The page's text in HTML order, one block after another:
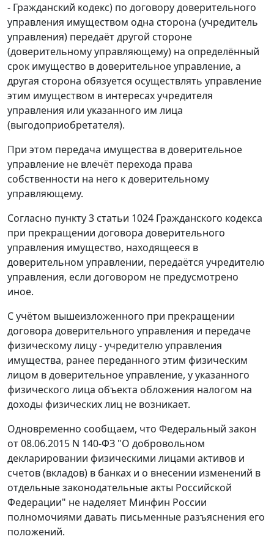
- Гражданский кодекс) по договору доверительного
управления имуществом одна сторона (учредитель
управления) передаёт другой стороне
(доверительному управляющему) на определённый
срок имущество в доверительное управление, а
другая сторона обязуется осуществлять управление
этим имуществом в интересах учредителя
управления или указанного им лица
(выгодоприобретателя).
При этом передача имущества в доверительное
управление не влечёт перехода права
собственности на него к доверительному
управляющему.
Согласно пункту 3 статьи 1024 Гражданского кодекса
при прекращении договора доверительного
управления имущество, находящееся в
доверительном управлении, передаётся учредителю
управления, если договором не предусмотрено
иное.
С учётом вышеизложенного при прекращении
договора доверительного управления и передаче
физическому лицу - учредителю управления
имущества, ранее переданного этим физическим
лицом в доверительное управление, у указанного
физического лица объекта обложения налогом на
доходы физических лиц не возникает.
Одновременно сообщаем, что Федеральный закон
от 08.06.2015 N 140-ФЗ "О добровольном
декларировании физическими лицами активов и
счетов (вкладов) в банках и о внесении изменений в
отдельные законодательные акты Российской
Федерации" не наделяет Минфин России
полномочиями давать письменные разъяснения его
положений.